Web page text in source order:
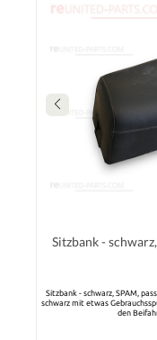
Sitzbank - schwarz, SPAM | Vespa/Piaggio PX 80-200 /
Sitzbank - schwarz, SPAM,
schwarz mit etwas
den